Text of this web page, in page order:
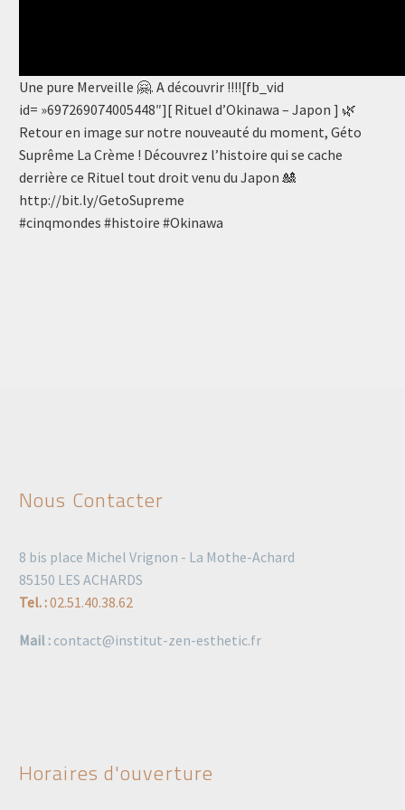
Une pure Merveille 🤗. A découvrir !!!![fb_vid
id= »697269074005448″][ Rituel d’Okinawa – Japon ] 🌿
Retour en image sur notre nouveauté du moment, Géto
Suprême La Crème ! Découvrez l’histoire qui se cache
derrière ce Rituel tout droit venu du Japon 🎎
http://bit.ly/GetoSupreme
#cinqmondes #histoire #Okinawa
Nous Contacter
8 bis place Michel Vrignon - La Mothe-Achard
85150 LES ACHARDS
Tel. :02.51.40.38.62
Mail : contact@institut-zen-esthetic.fr
Horaires d'ouverture